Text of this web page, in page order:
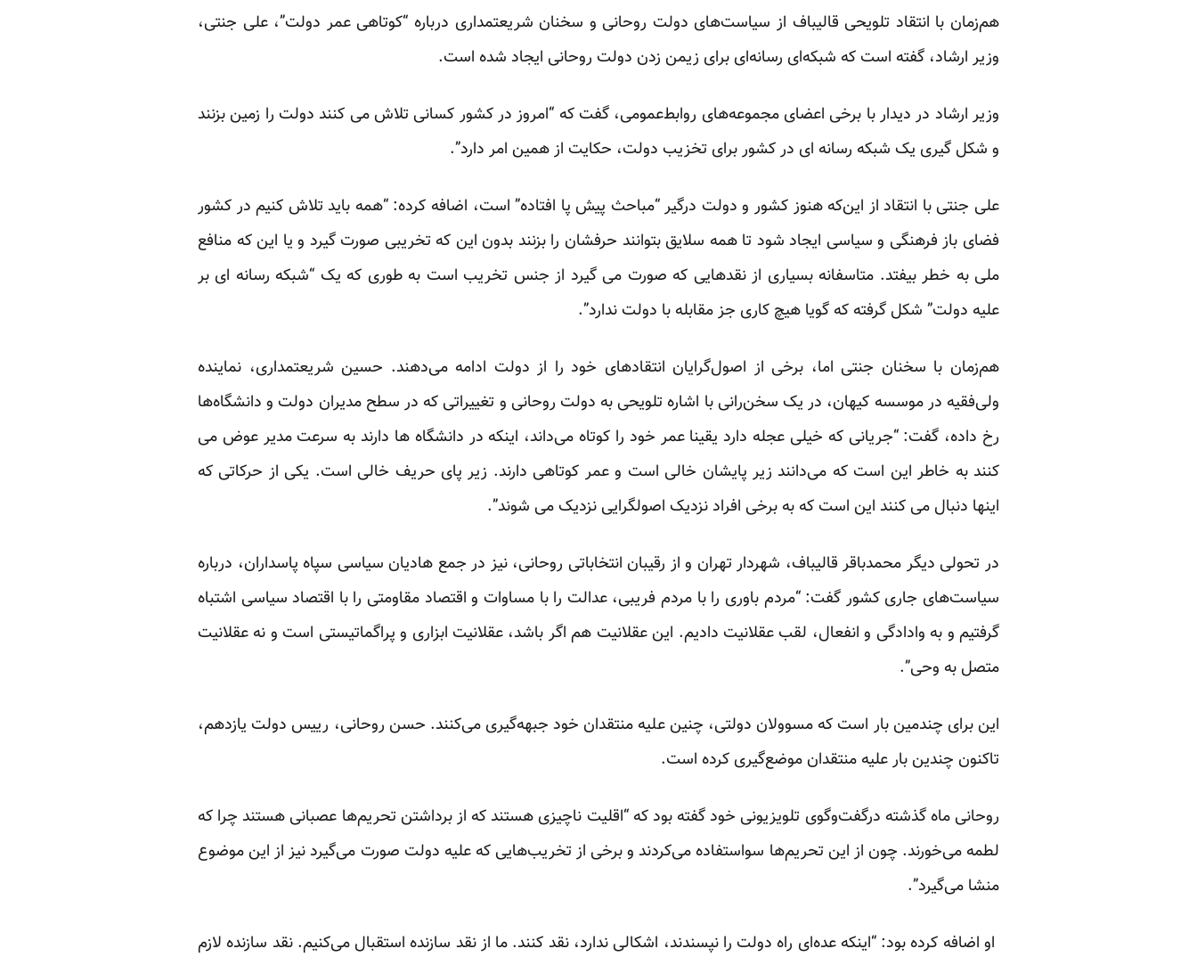
هم‌زمان با انتقاد تلویحی قالیباف از سیاست‌های دولت روحانی و سخنان شریعتمداری درباره “کوتاهی عمر دولت”، علی جنتی،
وزیر ارشاد، گفته است که شبکه‌ای رسانه‌ای برای زیمن زدن دولت روحانی ایجاد شده است.
وزیر ارشاد در دیدار با برخی اعضای مجموعه‌های روابط‌عمومی، گفت که “امروز در کشور کسانی تلاش می کنند دولت را زمین بزنند
و شکل گیری یک شبکه رسانه ای در کشور برای تخزیب دولت، حکایت از همین امر دارد”.
علی جنتی با انتقاد از این‌که هنوز کشور و دولت درگیر “مباحث پیش‌ پا افتاده” است، اضافه کرده: “همه باید تلاش کنیم در کشور
فضای باز فرهنگی و سیاسی ایجاد شود تا همه سلایق بتوانند حرفشان را بزنند بدون این که تخریبی صورت گیرد و یا این که منافع
ملی به خطر بیفتد. متاسفانه بسیاری از نقدهایی که صورت می گیرد از جنس تخریب است به طوری که یک “شبکه رسانه ای بر
علیه دولت” شکل گرفته که گویا هیچ کاری جز مقابله با دولت ندارد”.
هم‌زمان با سخنان جنتی اما، برخی از اصول‌گرایان انتقادهای خود را از دولت ادامه می‌دهند. حسین شریعتمداری، نماینده
ولی‌فقیه در موسسه کیهان، در یک سخنرانی با اشاره تلویحی به دولت روحانی و تغییراتی که در سطح مدیران دولت و دانشگاه‌ها
رخ داده، گفت: “جریانی که خیلی عجله دارد یقینا عمر خود را کوتاه می‌داند، اینکه در دانشگاه ها دارند به سرعت مدیر عوض می
کنند به خاطر این است که می‌دانند زیر پایشان خالی است و عمر کوتاهی دارند. زیر پای حریف خالی است. یکی از حرکاتی که
اینها دنبال می کنند این است که به برخی افراد نزدیک اصولگرایی نزدیک می شوند”.
در تحولی دیگر محمدباقر قالیباف، شهردار تهران و از رقیبان انتخاباتی روحانی، نیز در جمع هادیان سیاسی سپاه پاسداران، درباره
سیاست‌های جاری کشور گفت: “مردم باوری را با مردم فریبی، عدالت را با مساوات و اقتصاد مقاومتی را با اقتصاد سیاسی اشتباه
گرفتیم و به وادادگی و انفعال، لقب عقلانیت دادیم. این عقلانیت هم اگر باشد، عقلانیت ابزاری و پراگماتیستی است و نه عقلانیت
متصل به وحی”.
این برای چندمین بار است که مسوولان دولتی، چنین علیه منتقدان خود جبهه‌گیری می‌کنند. حسن روحانی، رییس دولت یازدهم،
تاکنون چندین بار علیه منتقدان موضع‌گیری کرده است.
روحانی ماه گذشته درگفت‌وگوی تلویزیونی خود گفته بود که “اقلیت ناچیزی هستند که از برداشتن تحریم‌ها عصبانی هستند چرا که
لطمه می‌خورند. چون از این تحریم‌ها سواستفاده می‌کردند و برخی از تخریب‌هایی که علیه دولت صورت می‌گیرد نیز از این موضوع
منشا می‌گیرد”.
او اضافه کرده بود: “اینکه عده‌ای راه دولت را نپسندند، اشکالی ندارد، نقد کنند. ما از نقد سازنده استقبال می‌کنیم. نقد سازنده لازم